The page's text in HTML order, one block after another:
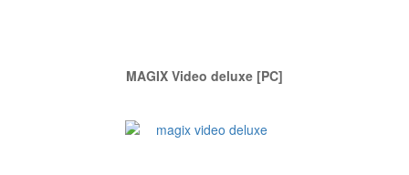
MAGIX Video deluxe [PC]